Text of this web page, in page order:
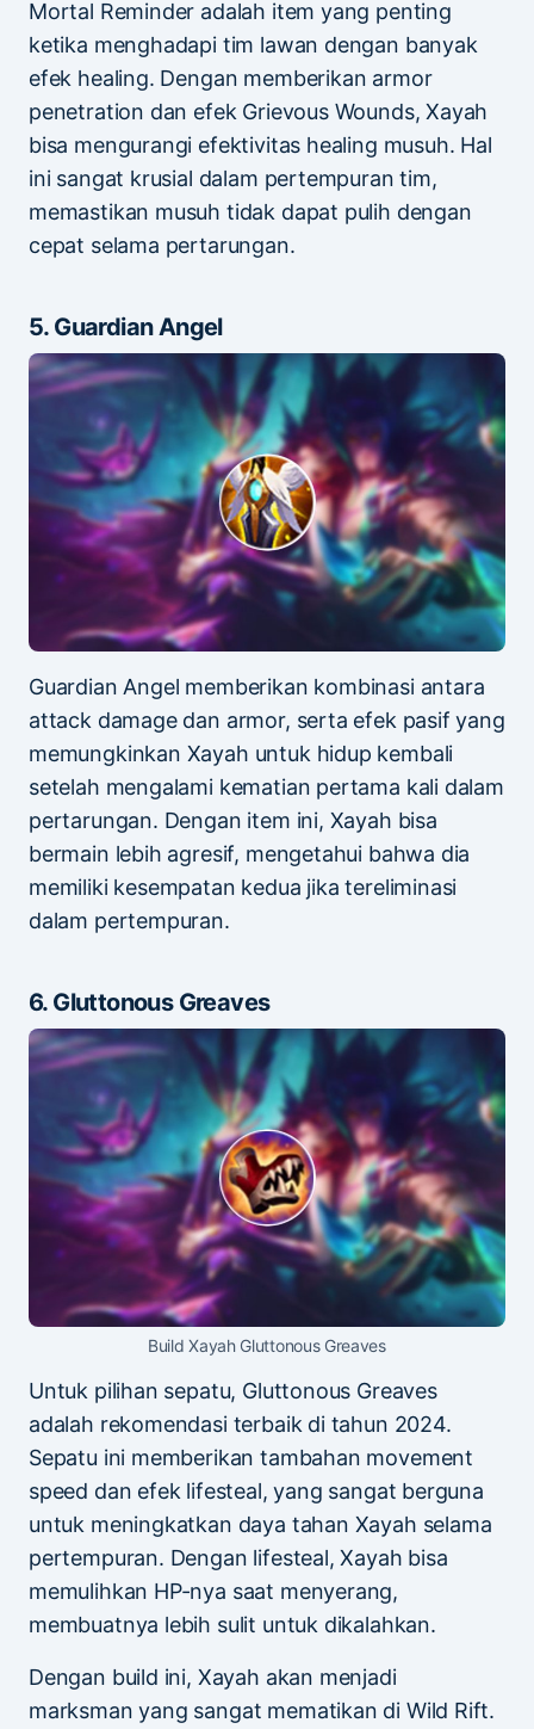
Mortal Reminder adalah item yang penting
ketika menghadapi tim lawan dengan banyak
efek healing. Dengan memberikan armor
penetration dan efek Grievous Wounds, Xayah
bisa mengurangi efektivitas healing musuh. Hal
ini sangat krusial dalam pertempuran tim,
memastikan musuh tidak dapat pulih dengan
cepat selama pertarungan.
5. Guardian Angel
Guardian Angel memberikan kombinasi antara
attack damage dan armor, serta efek pasif yang
memungkinkan Xayah untuk hidup kembali
setelah mengalami kematian pertama kali dalam
pertarungan. Dengan item ini, Xayah bisa
bermain lebih agresif, mengetahui bahwa dia
memiliki kesempatan kedua jika tereliminasi
dalam pertempuran.
6. Gluttonous Greaves
Build Xayah Gluttonous Greaves
Untuk pilihan sepatu, Gluttonous Greaves
adalah rekomendasi terbaik di tahun 2024.
Sepatu ini memberikan tambahan movement
speed dan efek lifesteal, yang sangat berguna
untuk meningkatkan daya tahan Xayah selama
pertempuran. Dengan lifesteal, Xayah bisa
memulihkan HP-nya saat menyerang,
membuatnya lebih sulit untuk dikalahkan.
Dengan build ini, Xayah akan menjadi
marksman yang sangat mematikan di Wild Rift.